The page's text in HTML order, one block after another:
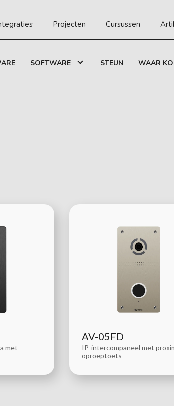
Projecten Cursussen
SOFTWARE STEUN WAAR
met
AV-05FD
IP-intercompaneel met
oproeptoets